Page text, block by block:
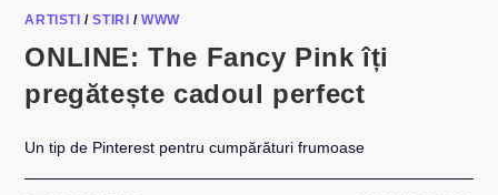
ARTISTI /STIRI /WWW
ONLINE: The Fancy Pink îți
pregătește cadoul perfect
Un tip de Pinterest pentru cumpărături frumoase